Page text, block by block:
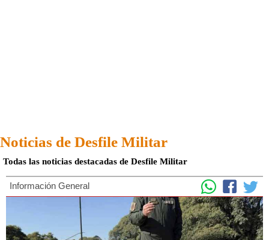
Noticias de Desfile Militar
Todas las noticias destacadas de Desfile Militar
Información General